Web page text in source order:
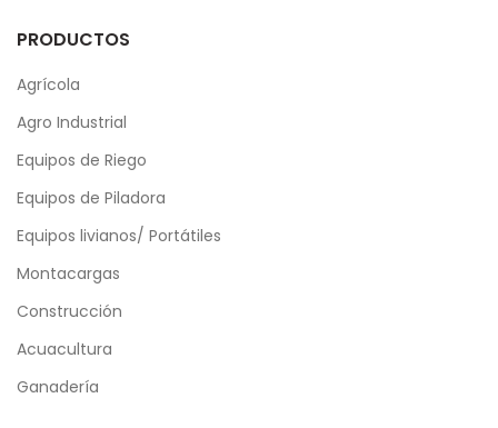
PRODUCTOS
Agrícola
Agro Industrial
Equipos de Riego
Equipos de Piladora
Equipos livianos/ Portátiles
Montacargas
Construcción
Acuacultura
Ganadería